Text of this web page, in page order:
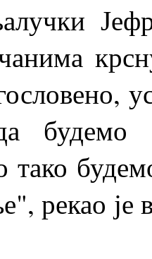
будемо
рекао је